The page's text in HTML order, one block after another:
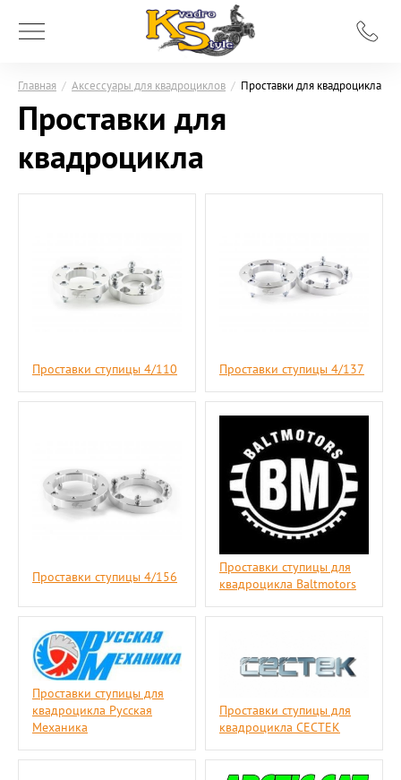
Главная / Аксессуары для квадроциклов / Проставки для квадроцикла
Проставки для
квадроцикла
Проставки ступицы 4/110 Проставки ступицы 4/137
Проставки ступицы 4/156
Проставки ступицы для
квадроцикла Baltmotors
Проставки ступицы для
квадроцикла Русская
Механика
Проставки ступицы для
квадроцикла CECTEK